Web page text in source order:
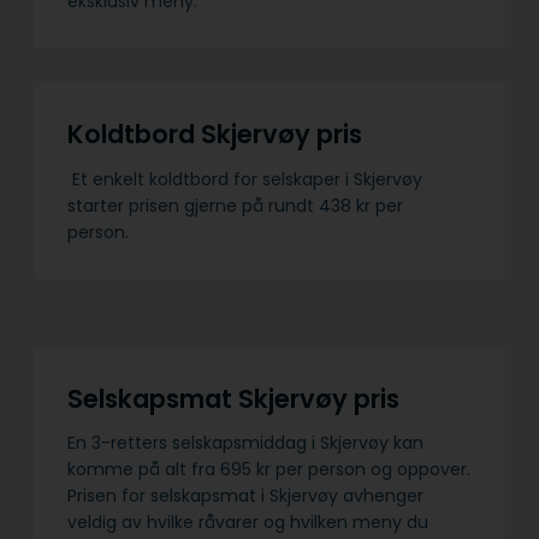
Koldtbord Skjervøy pris
Et enkelt koldtbord for selskaper i Skjervøy
starter prisen gjerne på rundt 438 kr per
person.
Selskapsmat Skjervøy pris
En 3-retters selskapsmiddag i Skjervøy kan
komme på alt fra 695 kr per person og oppover.
Prisen for selskapsmat i Skjervøy avhenger
veldig av hvilke råvarer og hvilken meny du